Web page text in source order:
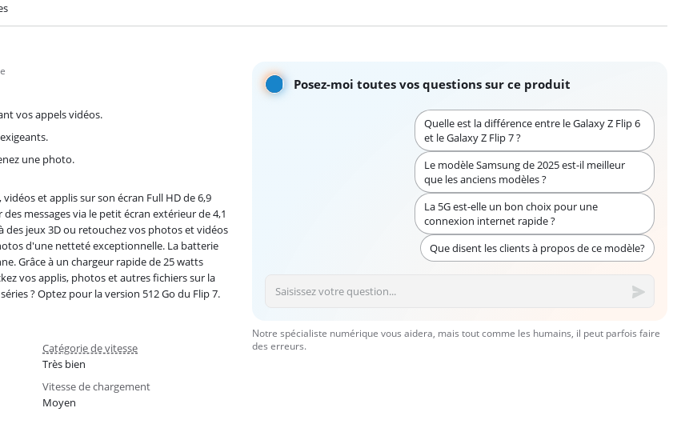
Posez-moi toutes vos questions sur ce produit
Quelle est la différence entre le Galaxy Z Flip 6
et le Galaxy Z Flip 7 ?
Le modèle Samsung de 2025 est-il meilleur
que les anciens modèles ?
La 5G est-elle un bon choix pour une
connexion internet rapide ?
Que disent les clients à propos de ce modèle?
Notre spécialiste numérique vous aidera, mais tout comme les humains, il peut parfois faire
des erreurs.
vos appels vidéos.
une photo.
et applis sur son écran Full HD de 6,9
messages via le petit écran extérieur de 4,1
des jeux 3D ou retouchez vos photos et vidéos
d'une netteté exceptionnelle. La batterie
Grâce à un chargeur rapide de 25 watts
vos applis, photos et autres fichiers sur la
? Optez pour la version 512 Go du Flip 7.
Catégorie de vitesse
Très bien
Vitesse de chargement
Moyen